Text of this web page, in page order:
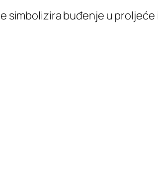
simbolizira buđenje u